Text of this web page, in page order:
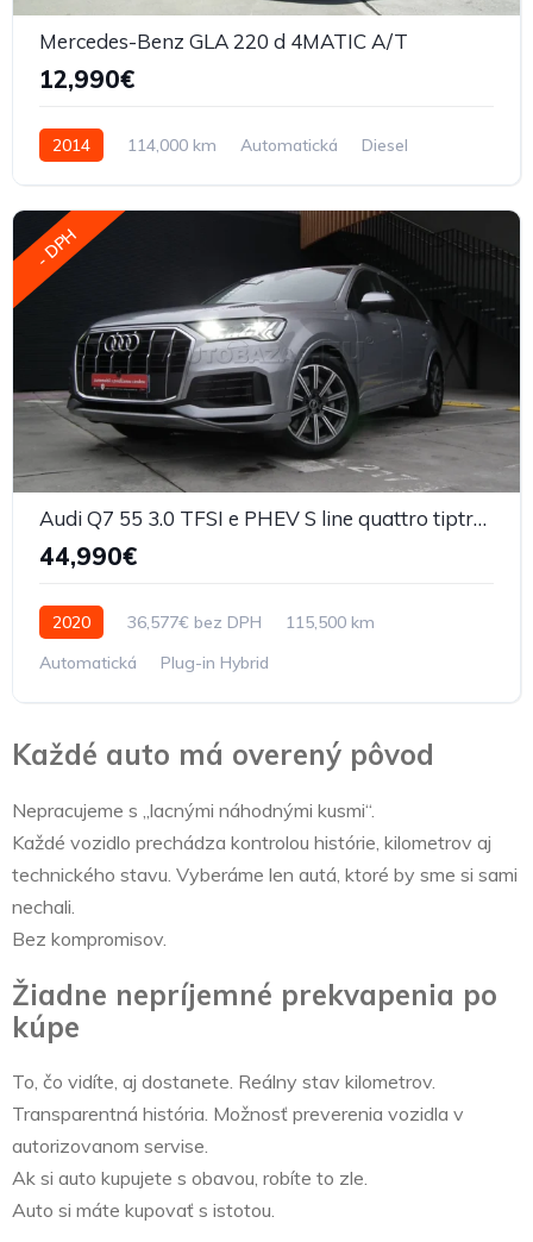
Mercedes-Benz GLA 220 d 4MATIC A/T
12,990€
2014 114,000 km Automatická Diesel
- DPH
Audi Q7 55 3.0 TFSI e PHEV S line quattro tiptronic
44,990€
2020 36,577€ bez DPH
115,500 km
Automatická
Plug-in Hybrid
Každé auto má overený pôvod
Nepracujeme s „lacnými náhodnými kusmi“.
Každé vozidlo prechádza kontrolou histórie, kilometrov aj
technického stavu. Vyberáme len autá, ktoré by sme si sami
nechali.
Bez kompromisov.
Žiadne nepríjemné prekvapenia po
kúpe
To, čo vidíte, aj dostanete. Reálny stav kilometrov.
Transparentná história. Možnosť preverenia vozidla v
autorizovanom servise.
Ak si auto kupujete s obavou, robíte to zle.
Auto si máte kupovať s istotou.